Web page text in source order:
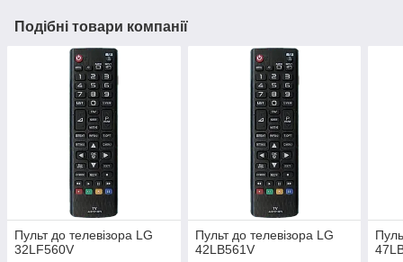
Подібні товари компанії
Пульт до телевізора LG
32LF560V
Пульт до телевізора LG
42LB561V